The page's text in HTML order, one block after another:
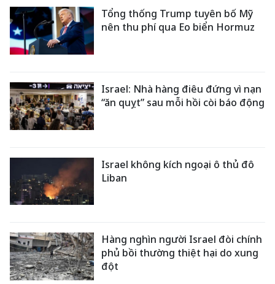
Tổng thống Trump tuyên bố Mỹ
nên thu phí qua Eo biển Hormuz
Israel: Nhà hàng điêu đứng vì nạn
“ăn quỵt” sau mỗi hồi còi báo động
Israel không kích ngoại ô thủ đô
Liban
Hàng nghìn người Israel đòi chính
phủ bồi thường thiệt hại do xung
đột